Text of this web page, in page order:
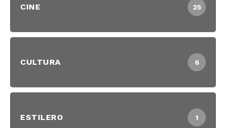
CINE 25
CULTURA 6
ESTILERO 1